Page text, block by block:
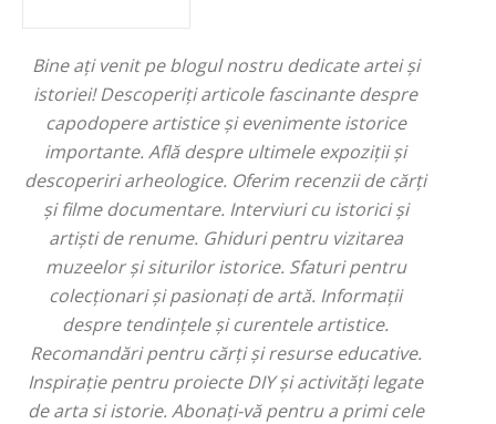
Bine ați venit pe blogul nostru dedicate artei și
istoriei! Descoperiți articole fascinante despre
capodopere artistice și evenimente istorice
importante. Află despre ultimele expoziții și
descoperiri arheologice. Oferim recenzii de cărți
și filme documentare. Interviuri cu istorici și
artiști de renume. Ghiduri pentru vizitarea
muzeelor și siturilor istorice. Sfaturi pentru
colecționari și pasionați de artă. Informații
despre tendințele și curentele artistice.
Recomandări pentru cărți și resurse educative.
Inspirație pentru proiecte DIY și activități legate
de arta si istorie. Abonați-vă pentru a primi cele